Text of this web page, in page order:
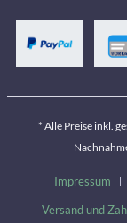
* Alle Preise inkl.
Impressum
Versand und